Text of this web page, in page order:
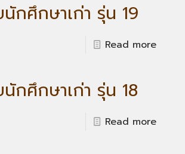
นักศึกษาเก่า รุ่น 19
Read more
นักศึกษาเก่า รุ่น 18
Read more